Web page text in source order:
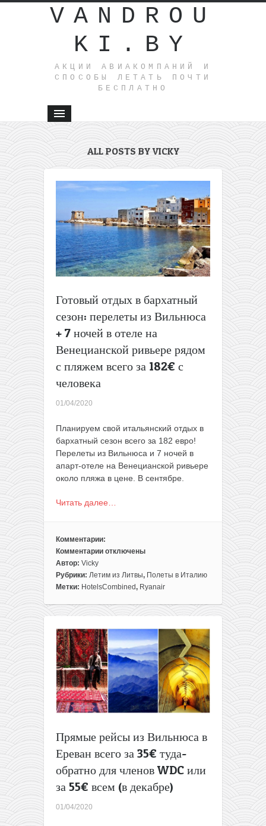
VANDROU
KI.BY
АКЦИИ АВИАКОМПАНИЙ И
СПОСОБЫ ЛЕТАТЬ ПОЧТИ
БЕСПЛАТНО
ALL POSTS BY VICKY
Готовый отдых в бархатный
сезон: перелеты из Вильнюса
+ 7 ночей в отеле на
Венецианской ривьере рядом
с пляжем всего за 182€ с
человека
01/04/2020
Планируем свой итальянский отдых в
бархатный сезон всего за 182 евро!
Перелеты из Вильнюса и 7 ночей в
апарт-отеле на Венецианской ривьере
около пляжа в цене. В сентябре.
Читать далее…
Комментарии:
Комментарии
к
записи
Готовый
сезон:
перелеты
из
Вильнюса
+
7
ночей
на
Венецианской
ривьере
рядом
с
всего
отключены
Автор: Vicky
Рубрики: Летим из Литвы, Полеты в Италию
Метки: HotelsCombined, Ryanair
Прямые рейсы из Вильнюса в
Ереван всего за 35€ туда-
обратно для членов WDC или
за 55€ всем (в декабре)
01/04/2020